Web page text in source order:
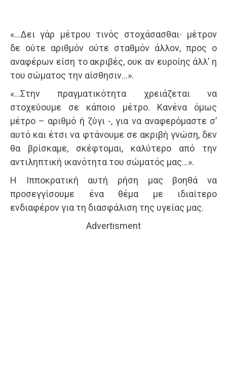
«…Δει γάρ μέτρου τινός στοχάσασθαι∙ μέτρον
δε ούτε αριθμόν ούτε σταθμόν άλλον, προς ο
αναφέρων είση το ακριβές, ουκ αν ευροίης άλλ’ η
του σώματος την αίσθησιν…».
«…Στην πραγματικότητα χρειάζεται να
στοχεύουμε σε κάποιο μέτρο. Κανένα όμως
μέτρο – αριθμό ή ζύγι -, για να αναφερόμαστε σ’
αυτό και έτσι να φτάνουμε σε ακριβή γνώση, δεν
θα βρίσκαμε, σκέφτομαι, καλύτερο από την
αντιληπτική ικανότητα του σώματός μας…».
Η Ιπποκρατική αυτή ρήση μας βοηθά να
προσεγγίσουμε ένα θέμα με ιδιαίτερο
ενδιαφέρον για τη διασφάλιση της υγείας μας.
Advertisment